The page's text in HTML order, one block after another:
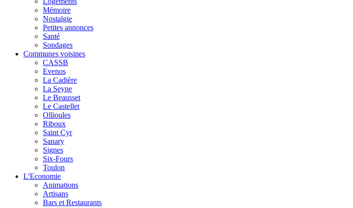
Mémoire
Nostalgie
Petites annonces
Santé
Sondages
Communes voisines
CASSB
Evenos
La Cadière
La Seyne
Le Beausset
Le Castellet
Ollioules
Riboux
Saint Cyr
Sanary
Signes
Six-Fours
Toulon
L'Economie
Animations
Artisans
Bars et Restaurants